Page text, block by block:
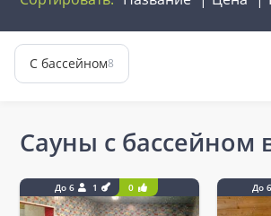
С бассейном8
Сауны с бассейном
До 6 1 0 До 6